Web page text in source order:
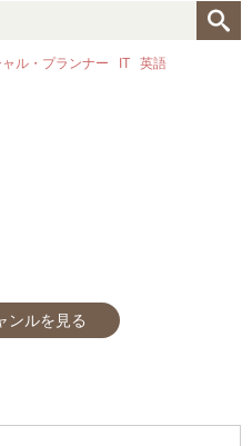
ル・プランナー IT 英語
ンルを見る